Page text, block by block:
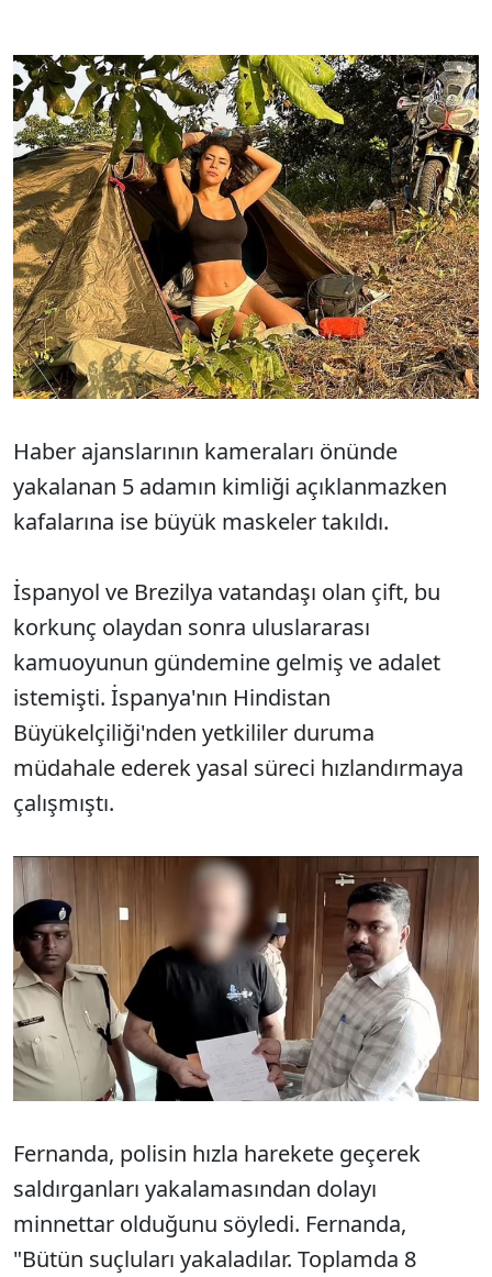
Haber ajanslarının kameraları önünde
yakalanan 5 adamın kimliği açıklanmazken
kafalarına ise büyük maskeler takıldı.
İspanyol ve Brezilya vatandaşı olan çift, bu
korkunç olaydan sonra uluslararası
kamuoyunun gündemine gelmiş ve adalet
istemişti. İspanya'nın Hindistan
Büyükelçiliği'nden yetkililer duruma
müdahale ederek yasal süreci hızlandırmaya
çalışmıştı.
Fernanda, polisin hızla harekete geçerek
saldırganları yakalamasından dolayı
minnettar olduğunu söyledi. Fernanda,
"Bütün suçluları yakaladılar. Toplamda 8